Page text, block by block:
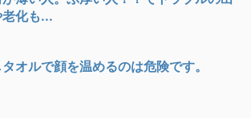
化も...
オルで顔を温めるのは危険です。